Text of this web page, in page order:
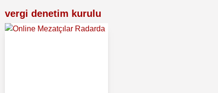
vergi denetim kurulu